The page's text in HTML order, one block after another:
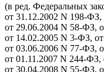
(в ред. Федеральных
от 31.12.2002 N 198-
от 29.06.2004 N 58-ФЗ,
от 14.02.2005 N 3-ФЗ,
от 03.06.2006 N 77-ФЗ,
от 01.11.2007 N 244-
от 30.04.2008 N 55-ФЗ,